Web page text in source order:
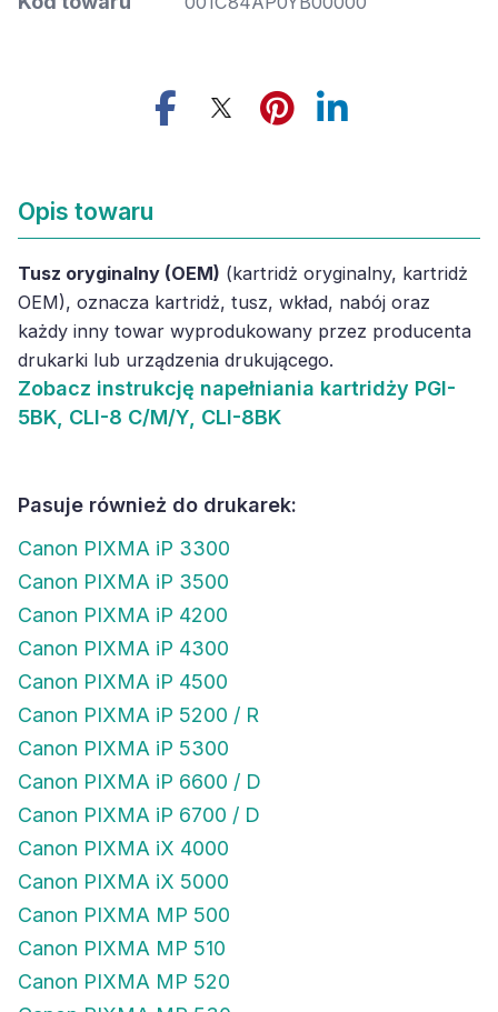
Opis towaru
Tusz oryginalny (OEM) (kartridż oryginalny, kartridż
OEM), oznacza kartridż, tusz, wkład, nabój oraz
każdy inny towar wyprodukowany przez producenta
drukarki lub urządzenia drukującego.
Zobacz instrukcję napełniania kartridży PGI-
5BK, CLI-8 C/M/Y, CLI-8BK
Pasuje również do drukarek:
Canon PIXMA iP 3300
Canon PIXMA iP 3500
Canon PIXMA iP 4200
Canon PIXMA iP 4300
Canon PIXMA iP 4500
Canon PIXMA iP 5200 / R
Canon PIXMA iP 5300
Canon PIXMA iP 6600 / D
Canon PIXMA iP 6700 / D
Canon PIXMA iX 4000
Canon PIXMA iX 5000
Canon PIXMA MP 500
Canon PIXMA MP 510
Canon PIXMA MP 520